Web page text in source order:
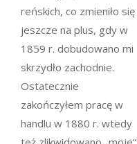
reńskich, co zmieniło się
jeszcze na plus, gdy w
1859 r. dobudowano mi
skrzydło zachodnie.
Ostatecznie
zakończyłem pracę w
handlu w 1880 r. wtedy